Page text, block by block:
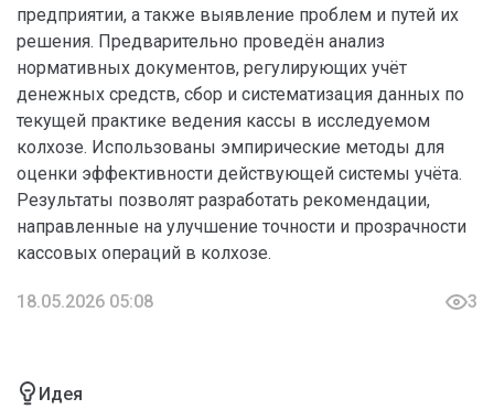
предприятии, а также выявление проблем и путей их
решения. Предварительно проведён анализ
нормативных документов, регулирующих учёт
денежных средств, сбор и систематизация данных по
текущей практике ведения кассы в исследуемом
колхозе. Использованы эмпирические методы для
оценки эффективности действующей системы учёта.
Результаты позволят разработать рекомендации,
направленные на улучшение точности и прозрачности
кассовых операций в колхозе.
18.05.2026 05:08 3
Идея